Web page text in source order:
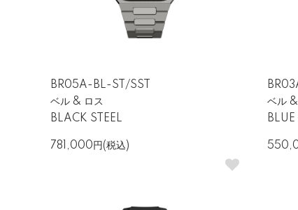
BR05A-BL-ST/SST
ベル & ロス
BLACK STEEL
781,000円(税込)
ベル
BLUE